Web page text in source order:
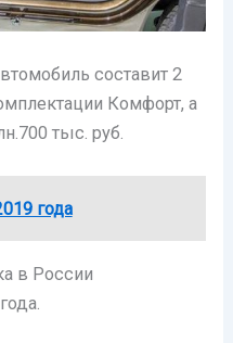
составит 2
Комфорт, а
тыс. руб.
года
в России